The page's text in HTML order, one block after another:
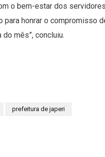
o bem-estar dos
honrar o compromisso
mês”, concluiu.
prefeitura de japeri